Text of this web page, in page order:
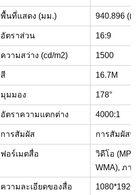
พื้นที่แสดง (มม.) 940.896
อัตราส่วน 16:9
ความสว่าง (cd/m2) 1500
สี 16.7M
มุมมอง 178°
อัตราความแตกต่าง 4000:1
การสัมผัส การสัมผัสห
ฟอร์เมตสื่อ
วิดีโอ
WMA), ภาพ
ความละเอียดของสื่อ 1080*1920